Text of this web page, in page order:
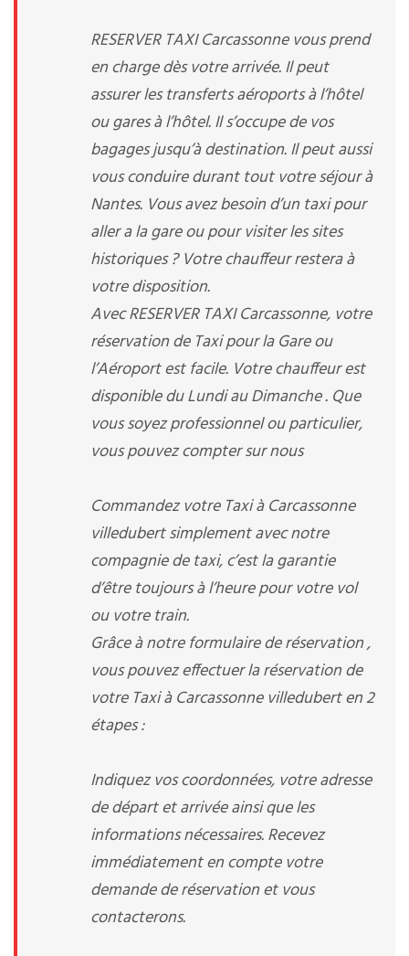
RESERVER TAXI Carcassonne vous prend
en charge dès votre arrivée. Il peut
assurer les transferts aéroports à l’hôtel
ou gares à l’hôtel. Il s’occupe de vos
bagages jusqu’à destination. Il peut aussi
vous conduire durant tout votre séjour à
Nantes. Vous avez besoin d’un taxi pour
aller a la gare ou pour visiter les sites
historiques ? Votre chauffeur restera à
votre disposition.
Avec RESERVER TAXI Carcassonne, votre
réservation de Taxi pour la Gare ou
l’Aéroport est facile. Votre chauffeur est
disponible du Lundi au Dimanche . Que
vous soyez professionnel ou particulier,
vous pouvez compter sur nous
Commandez votre Taxi à Carcassonne
villedubert simplement avec notre
compagnie de taxi, c’est la garantie
d’être toujours à l’heure pour votre vol
ou votre train.
Grâce à notre formulaire de réservation ,
vous pouvez effectuer la réservation de
votre Taxi à Carcassonne villedubert en 2
étapes :
Indiquez vos coordonnées, votre adresse
de départ et arrivée ainsi que les
informations nécessaires. Recevez
immédiatement en compte votre
demande de réservation et vous
contacterons.